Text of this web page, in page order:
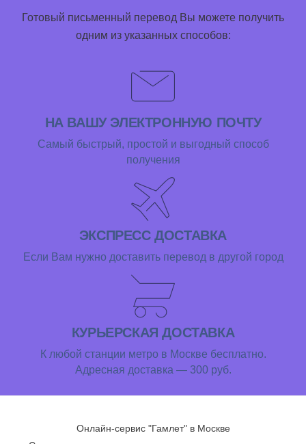
Готовый письменный перевод Вы можете получить
одним из указанных способов:
НА ВАШУ ЭЛЕКТРОННУЮ ПОЧТУ
Самый быстрый, простой и выгодный способ
получения
ЭКСПРЕСС ДОСТАВКА
Если Вам нужно доставить перевод в другой город
КУРЬЕРСКАЯ ДОСТАВКА
К любой станции метро в Москве бесплатно.
Адресная доставка — 300 руб.
Онлайн-сервис "Гамлет" в Москве